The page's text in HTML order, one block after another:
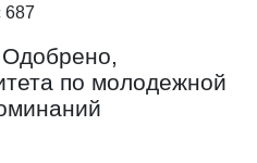
687
по молодежной